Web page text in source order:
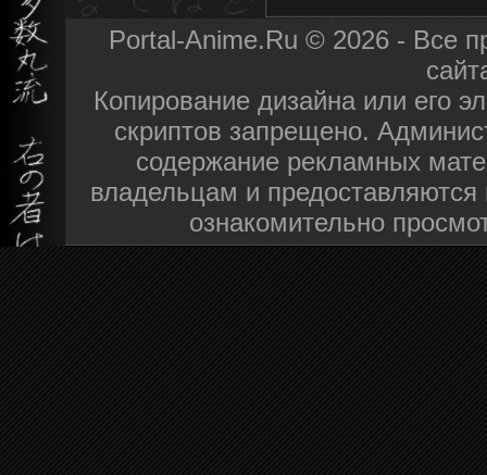
Portal-Anime.Ru © 2026 - Все
Копирование дизайна или его
скриптов запрещено.
содержание рекламных
владельцам и
ознакомительно